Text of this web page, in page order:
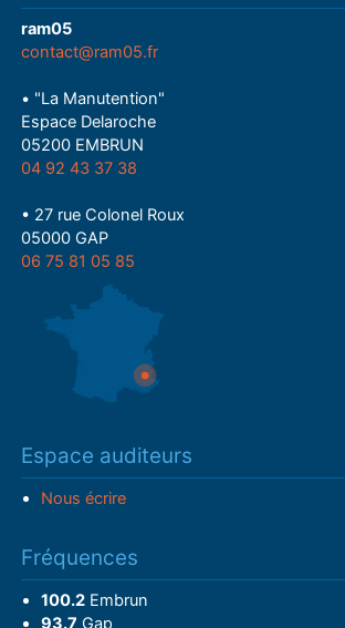
ram05
contact@ram05.fr
• "La Manutention"
Espace Delaroche
05200 EMBRUN
04 92 43 37 38
• 27 rue Colonel Roux
05000 GAP
06 75 81 05 85
Espace auditeurs
Nous écrire
Fréquences
100.2Embrun
93.7 Gap